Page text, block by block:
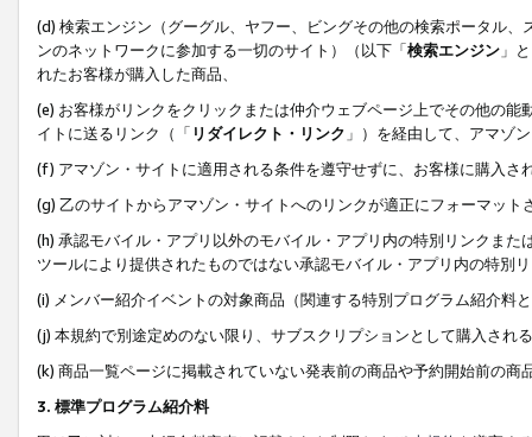
(d) 検索エンジン（グーグル、ヤフー、ビングその他の検索ポータル
ンのネットワークに参加する一切のサイト）（以下「検索エンジン 」
れたお客様が購入した商品、
(e) お客様がリンクをクリックまたは仲介ウェブページ上でその他の
イトに送るリンク（「 リダイレクト・リンク 」）を経由して、アマゾ
(f) アマゾン・サイトに適用される条件を遵守せずに、お客様に購入さ
(g) 乙のサイトからアマゾン・サイトへのリンクが適正にフォーマッ
(h) 承認モバイル・アプリ以外のモバイル・アプリ内の特別リンクま
ツールにより提供されたものではない承認モバイル・アプリ内の特別
(i) メンバー紹介イベントの対象商品（関連する特別プログラム紹介料
(j) 本規約で別途定めのない限り、サブスクリプションとして購入され
(k) 商品一覧ページに掲載されていない発表前の商品や予約開始前の商
3. 標準プログラム紹介料